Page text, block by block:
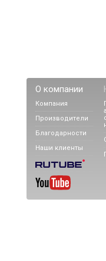
О компании
Компания
Производители
Благодарности
Наши клиенты